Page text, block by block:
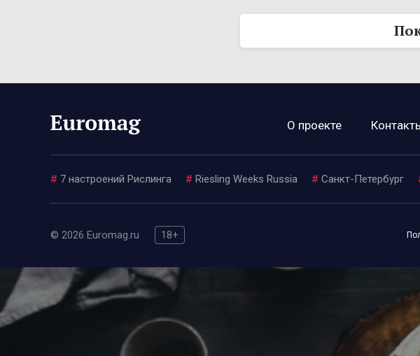
О проекте
# 7 настроений Рислинга # Riesling Weeks Russia # Санкт-Петербург
© 2026 Euromag.ru 18+